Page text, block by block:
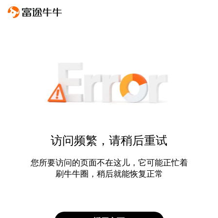
访问频繁，请稍后重试
您所要访问的页面不在这儿，它可能正忙着
刷牛牛圈，稍后就能恢复正常